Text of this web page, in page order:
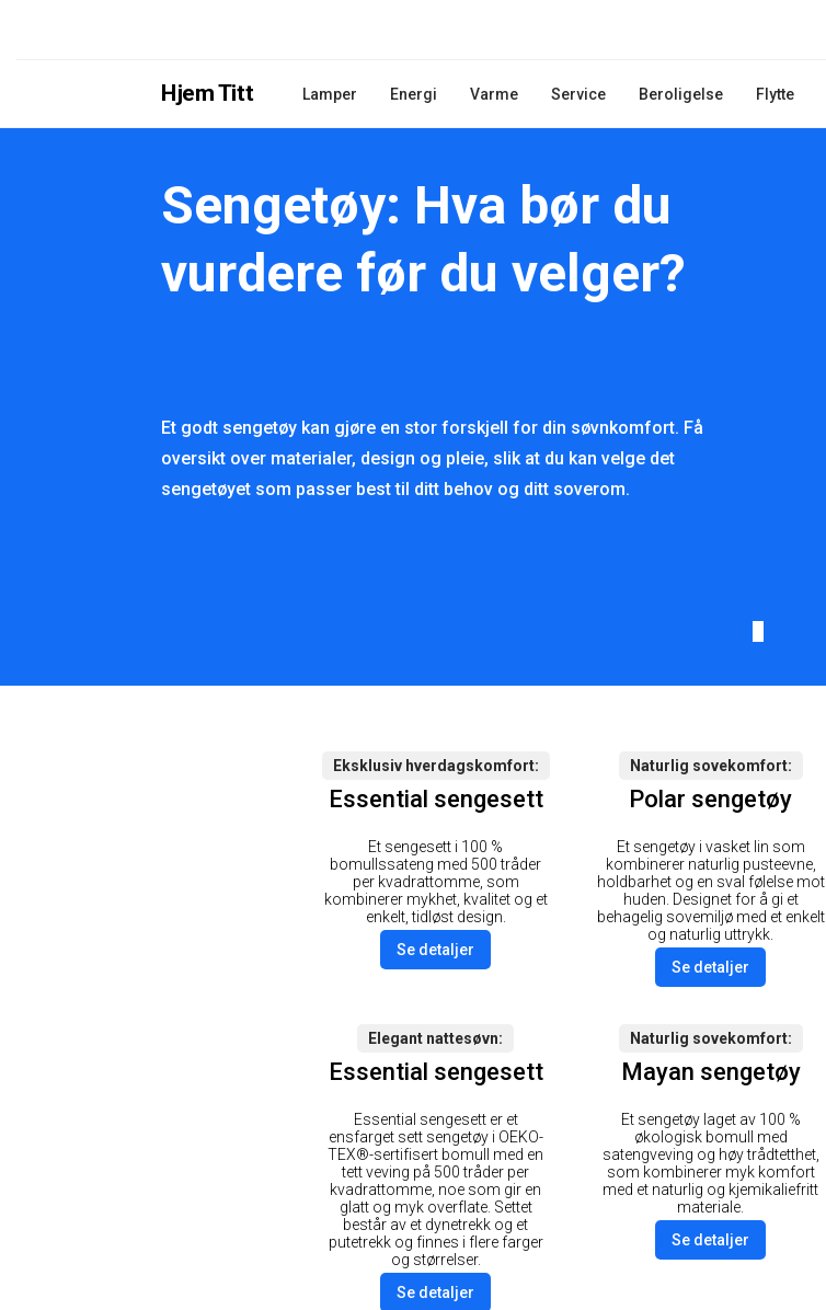
Hjem Titt Lamper Energi Varme Service Beroligelse Flytte
Sengetøy: Hva bør du
vurdere før du velger?
Et godt sengetøy kan gjøre en stor forskjell for din søvnkomfort. Få
oversikt over materialer, design og pleie, slik at du kan velge det
sengetøyet som passer best til ditt behov og ditt soverom.
Eksklusiv hverdagskomfort
Essential sengesett
Et sengesett i 100 %
bomullssateng med 500 tråder
per kvadrattomme, som
kombinerer mykhet, kvalitet og et
enkelt, tidløst design.
Se detaljer
Naturlig sovekomfort
Polar sengetøy
Et sengetøy i vasket lin som
kombinerer naturlig pusteevne,
holdbarhet og en sval følelse mot
huden. Designet for å gi et
behagelig sovemiljø med et enkelt
og naturlig uttrykk.
Se detaljer
Elegant nattesøvn
Essential sengesett
Essential sengesett er et
ensfarget sett sengetøy i OEKO-
TEX®-sertifisert bomull med en
tett veving på 500 tråder per
kvadrattomme, noe som gir en
glatt og myk overflate. Settet
består av et dynetrekk og et
putetrekk og finnes i flere farger
og størrelser.
Se detaljer
Naturlig sovekomfort
Mayan sengetøy
Et sengetøy laget av 100 %
økologisk bomull med
satengveving og høy trådtetthet,
som kombinerer myk komfort
med et naturlig og kjemikaliefritt
materiale.
Se detaljer